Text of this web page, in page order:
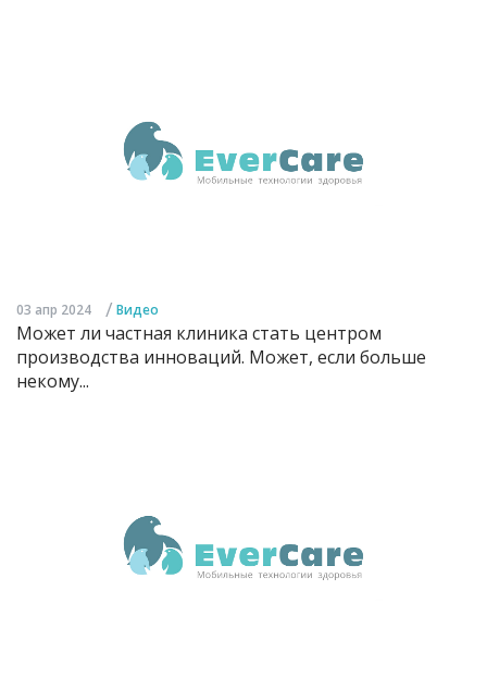
03 апр 2024 / Видео
Может ли частная клиника стать центром
производства инноваций. Может, если больше
некому...